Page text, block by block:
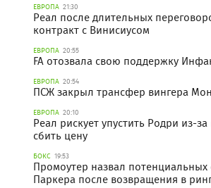
ЕВРОПА 21:30
Реал после длительных
контракт с Винисиусом
ЕВРОПА 20:55
FA отозвала свою поддержку
ЕВРОПА 20:54
ПСЖ закрыл трансфер вингера
ЕВРОПА 20:10
Реал рискует упустить Родри из-
сбить цену
БОКС 19:53
Промоутер назвал
Паркера после возвращения в